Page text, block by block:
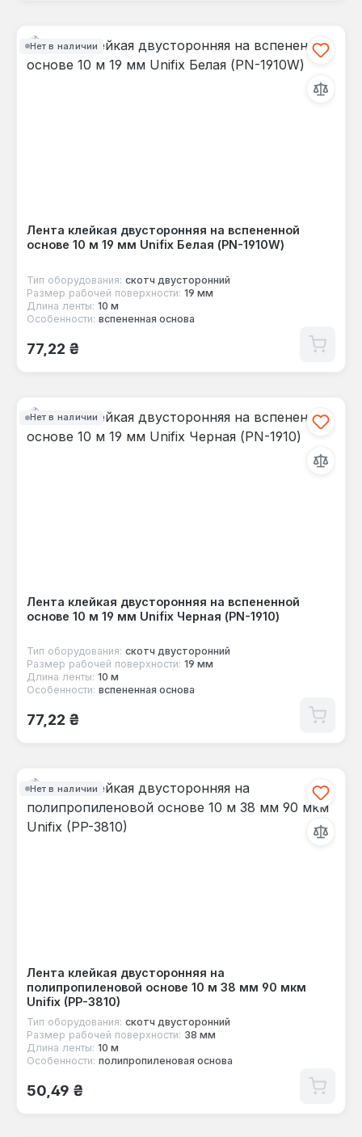
Нет в наличии
Лента клейкая двусторонняя на вспененной
основе 10 м 19 мм Unifix Белая (PN-1910W)
Тип оборудования: скотч двусторонний
Размер рабочей поверхности: 19 мм
Длина ленты: 10 м
Особенности: вспененная основа
Обычная цена:
77,22 ₴
Нет в наличии
Лента клейкая двусторонняя на вспененной
основе 10 м 19 мм Unifix Черная (PN-1910)
Тип оборудования: скотч двусторонний
Размер рабочей поверхности: 19 мм
Длина ленты: 10 м
Особенности: вспененная основа
Обычная цена:
77,22 ₴
Нет в наличии
Лента клейкая двусторонняя на
полипропиленовой основе 10 м 38 мм 90 мкм
Unifix (PP-3810)
Тип оборудования: скотч двусторонний
Размер рабочей поверхности: 38 мм
Длина ленты: 10 м
Особенности: полипропиленовая основа
Обычная цена:
50,49 ₴